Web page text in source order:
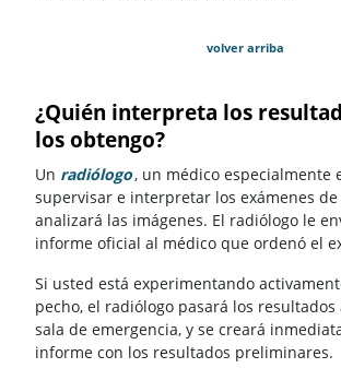
volver arriba
¿Quién interpreta los
los obtengo?
Un radiólogo, un médico especialmente
supervisar e interpretar los exámenes
analizará las imágenes. El radiólogo le
informe oficial al médico que ordenó el
Si usted está experimentando
pecho, el radiólogo pasará los
sala de emergencia, y se creará
informe con los resultados preliminares.